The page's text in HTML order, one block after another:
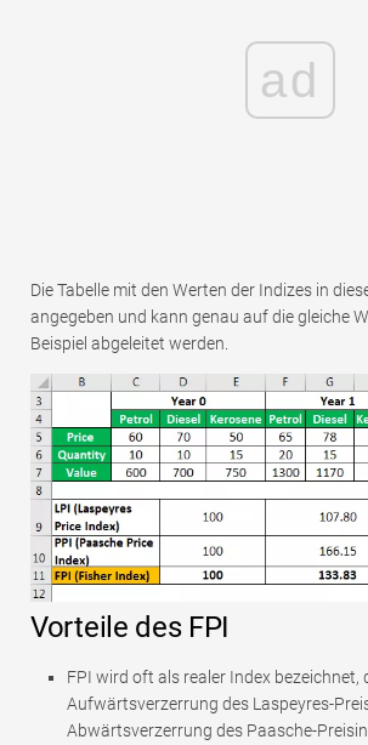
ad
Die Tabelle mit den Werten der Indizes in
angegeben und kann genau auf die gleiche
Beispiel abgeleitet werden.
Vorteile des FPI
FPI wird oft als realer Index bezeichnet,
Aufwärtsverzerrung des Laspeyres-
Abwärtsverzerrung des Paasche-